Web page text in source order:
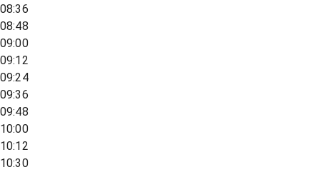
08:36
08:48
09:00
09:12
09:24
09:36
09:48
10:00
10:12
10:30